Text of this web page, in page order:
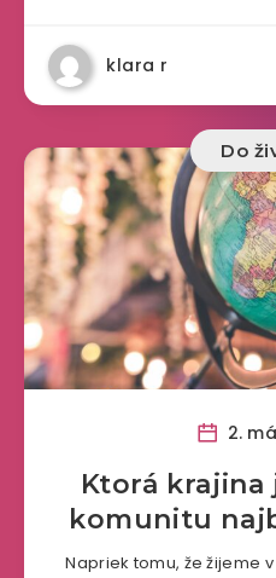
klara r
Do
2.
Ktorá krajina
komunitu
Napriek tomu, že žijeme